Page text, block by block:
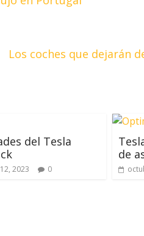
Los coches que dejarán
del Tesla
2023 0
de